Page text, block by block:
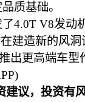
质基础。
4.0T V8发动
建造新的风洞
出更高端车型
建议，投资有